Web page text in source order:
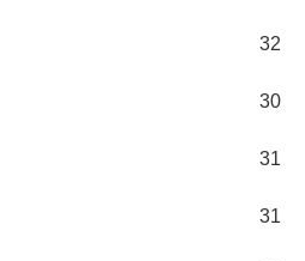
32
30
31
31